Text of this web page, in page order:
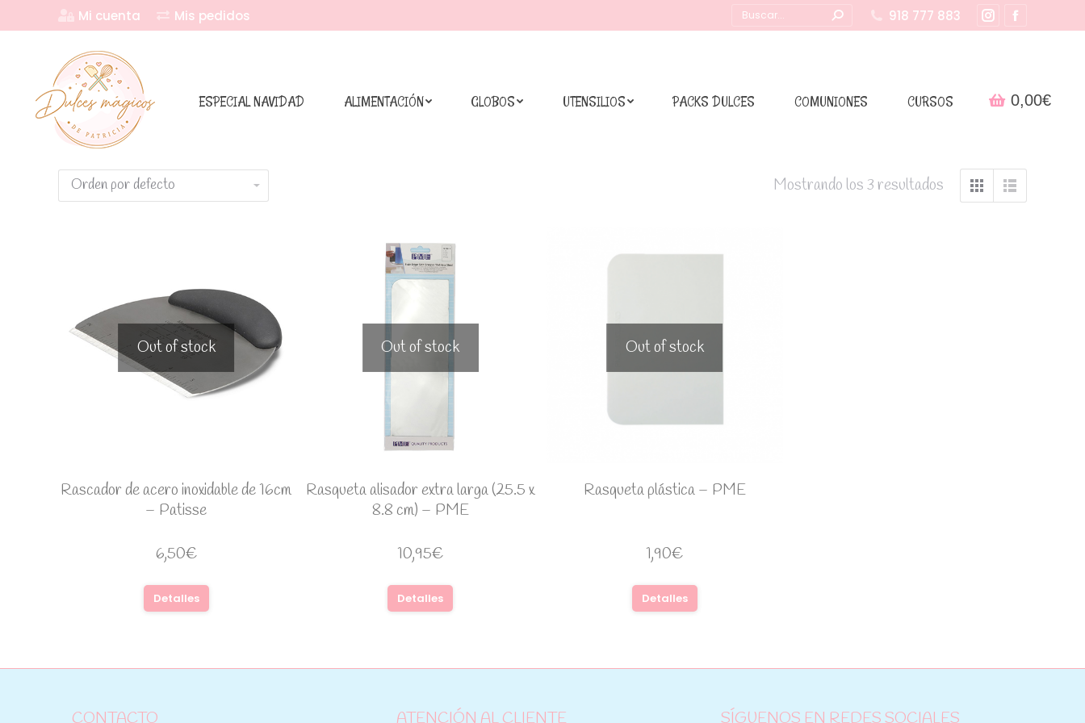
Mi cuenta Mis pedidos Buscar: 918 777 883
Instagram
in
Facebook
in
ESPECIAL NAVIDAD ALIMENTACIÓN GLOBOS UTENSILIOS PACKS DULCES COMUNIONES CURSOS 0,00€
Mostrando los 3 resultados
Out of stock
Rascador de acero inoxidable de 16cm
– Patisse
6,50€
Detalles
Out of stock
Rasqueta alisador extra larga (25.5 x
8.8 cm) – PME
10,95€
Detalles
Out of stock
Rasqueta plástica – PME
1,90€
Detalles